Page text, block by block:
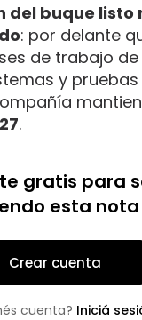
del buque listo
: por delante
de trabajo
y
.
gratis para
esta nota
Crear cuenta
cuenta? Iniciá